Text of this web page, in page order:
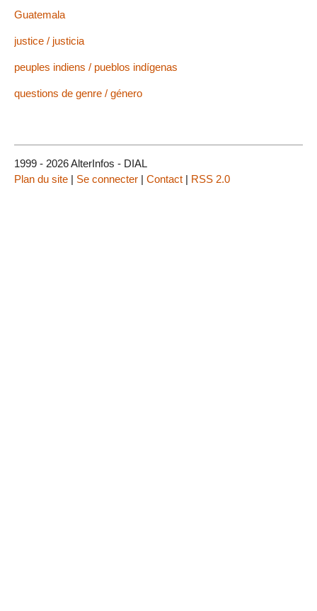
Guatemala
justice / justicia
peuples indiens / pueblos indígenas
questions de genre / género
1999 - 2026 AlterInfos - DIAL
Plan du site | Se connecter | Contact | RSS 2.0